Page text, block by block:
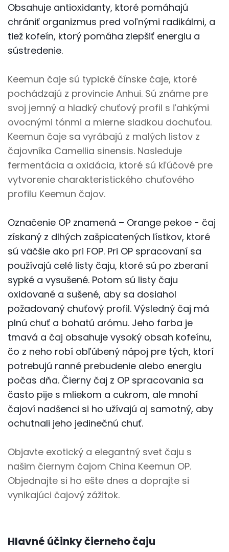
Obsahuje antioxidanty, ktoré pomáhajú
chrániť organizmus pred voľnými radikálmi, a
tiež kofeín, ktorý pomáha zlepšiť energiu a
sústredenie.
Keemun čaje sú typické čínske čaje, ktoré
pochádzajú z provincie Anhui. Sú známe pre
svoj jemný a hladký chuťový profil s ľahkými
ovocnými tónmi a mierne sladkou dochuťou.
Keemun čaje sa vyrábajú z malých listov z
čajovníka Camellia sinensis. Nasleduje
fermentácia a oxidácia, ktoré sú kľúčové pre
vytvorenie charakteristického chuťového
profilu Keemun čajov.
Označenie OP znamená – Orange pekoe - čaj
získaný z dlhých zašpicatených lístkov, ktoré
sú väčšie ako pri FOP. Pri OP spracovaní sa
používajú celé listy čaju, ktoré sú po zberaní
sypké a vysušené. Potom sú listy čaju
oxidované a sušené, aby sa dosiahol
požadovaný chuťový profil. Výsledný čaj má
plnú chuť a bohatú arómu. Jeho farba je
tmavá a čaj obsahuje vysoký obsah kofeínu,
čo z neho robí obľúbený nápoj pre tých, ktorí
potrebujú ranné prebudenie alebo energiu
počas dňa. Čierny čaj z OP spracovania sa
často pije s mliekom a cukrom, ale mnohí
čajoví nadšenci si ho užívajú aj samotný, aby
ochutnali jeho jedinečnú chuť.
Objavte exotický a elegantný svet čaju s
našim čiernym čajom China Keemun OP.
Objednajte si ho ešte dnes a doprajte si
vynikajúci čajový zážitok.
Hlavné účinky čierneho čaju